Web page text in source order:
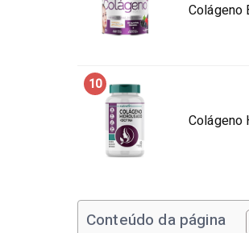
Colágeno
10
Colágeno
Conteúdo da página